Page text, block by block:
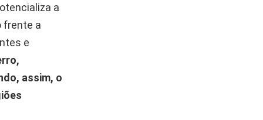
a
frente a
e
assim, o